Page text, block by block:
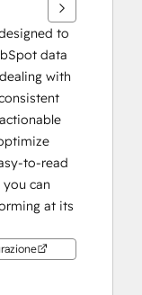
to
data
with
to-read
can
at its